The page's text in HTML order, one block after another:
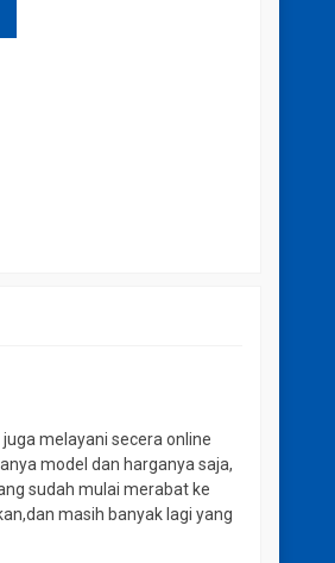
melayani secera online
model dan harganya saja,
sudah mulai merabat ke
masih banyak lagi yang